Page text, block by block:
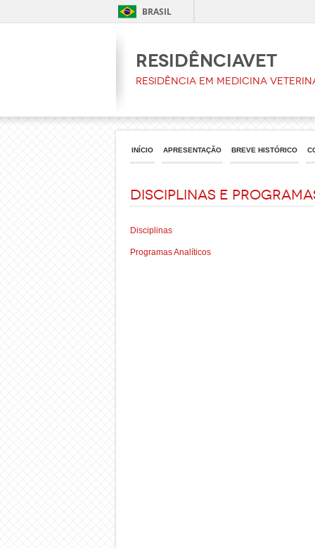
BRASIL
ResidênciaVet
Residência em Medicina
INÍCIO APRESENTAÇÃO BREVE HISTÓRICO
Disciplinas e
Disciplinas
Programas Analíticos